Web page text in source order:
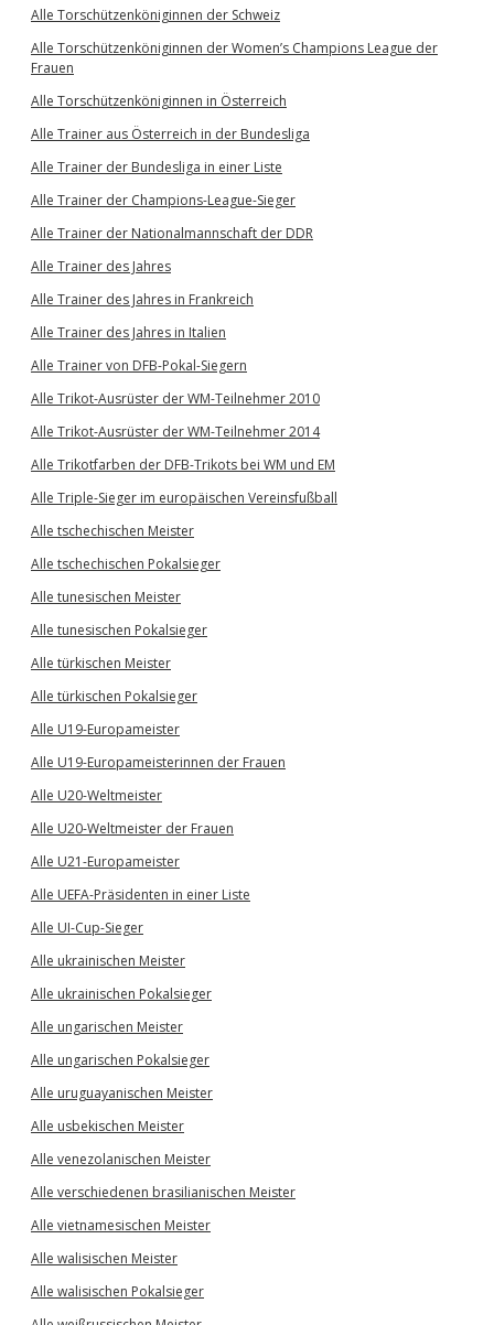
Alle Torschützenköniginnen der Schweiz
Alle Torschützenköniginnen der Women’s Champions League der
Frauen
Alle Torschützenköniginnen in Österreich
Alle Trainer aus Österreich in der Bundesliga
Alle Trainer der Bundesliga in einer Liste
Alle Trainer der Champions-League-Sieger
Alle Trainer der Nationalmannschaft der DDR
Alle Trainer des Jahres
Alle Trainer des Jahres in Frankreich
Alle Trainer des Jahres in Italien
Alle Trainer von DFB-Pokal-Siegern
Alle Trikot-Ausrüster der WM-Teilnehmer 2010
Alle Trikot-Ausrüster der WM-Teilnehmer 2014
Alle Trikotfarben der DFB-Trikots bei WM und EM
Alle Triple-Sieger im europäischen Vereinsfußball
Alle tschechischen Meister
Alle tschechischen Pokalsieger
Alle tunesischen Meister
Alle tunesischen Pokalsieger
Alle türkischen Meister
Alle türkischen Pokalsieger
Alle U19-Europameister
Alle U19-Europameisterinnen der Frauen
Alle U20-Weltmeister
Alle U20-Weltmeister der Frauen
Alle U21-Europameister
Alle UEFA-Präsidenten in einer Liste
Alle UI-Cup-Sieger
Alle ukrainischen Meister
Alle ukrainischen Pokalsieger
Alle ungarischen Meister
Alle ungarischen Pokalsieger
Alle uruguayanischen Meister
Alle usbekischen Meister
Alle venezolanischen Meister
Alle verschiedenen brasilianischen Meister
Alle vietnamesischen Meister
Alle walisischen Meister
Alle walisischen Pokalsieger